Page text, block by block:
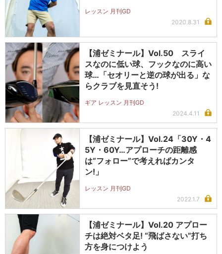
レッスン 月刊GD
2020.8.31
【浦ゼミナール】Vol.50 スライ
スなのに低い球、フックなのに高い
球…「セオリーと逆の球が出る」な
らクラブを見直そう!
ギア レッスン 月刊GD
2024.4.11
【浦ゼミナール】Vol.24「30Y・4
5Y・60Y…アプローチの距離感
は“フォロー”で考えればカンタ
ン!」
レッスン 月刊GD
2022.1.7
【浦ゼミナール】Vol.20 アプロー
チは絶対ベタ足! “飛ばさない”打ち
方を身につけよう